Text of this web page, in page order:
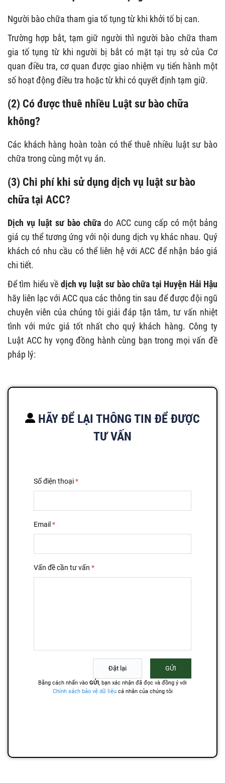
Người bào chữa tham gia tố tụng từ khi khởi tố bị can.
Trường hợp bắt, tạm giữ người thì người bào chữa tham
gia tố tụng từ khi người bị bắt có mặt tại trụ sở của Cơ
quan điều tra, cơ quan được giao nhiệm vụ tiến hành một
số hoạt động điều tra hoặc từ khi có quyết định tạm giữ.
(2) Có được thuê nhiều Luật sư bào chữa
không?
Các khách hàng hoàn toàn có thể thuê nhiều luật sư bào
chữa trong cùng một vụ án.
(3) Chi phí khi sử dụng dịch vụ luật sư bào
chữa tại ACC?
Dịch vụ luật sư bào chữa do ACC cung cấp có một bảng
giá cụ thể tương ứng với nội dung dịch vụ khác nhau. Quý
khách có nhu cầu có thể liên hệ với ACC để nhận báo giá
chi tiết.
Để tìm hiểu về dịch vụ luật sư bào chữa tại Huyện Hải Hậu
hãy liên lạc với ACC qua các thông tin sau để được đội ngũ
chuyên viên của chúng tôi giải đáp tận tâm, tư vấn nhiệt
tình với mức giá tốt nhất cho quý khách hàng. Công ty
Luật ACC hy vọng đồng hành cùng bạn trong mọi vấn đề
pháp lý:
HÃY ĐỂ LẠI THÔNG TIN ĐỂ ĐƯỢC
TƯ VẤN